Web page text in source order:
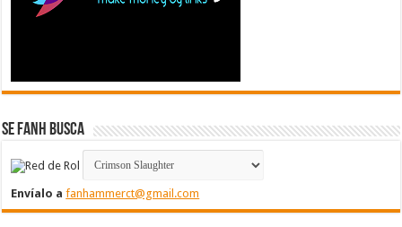
Se FanH Busca
Envíalo afanhammerct@gmail.com